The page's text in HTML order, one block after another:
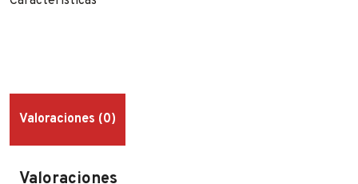
Valoraciones (0)
Valoraciones